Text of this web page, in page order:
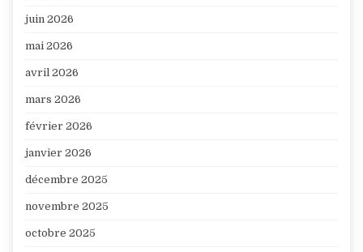
juin 2026
mai 2026
avril 2026
mars 2026
février 2026
janvier 2026
décembre 2025
novembre 2025
octobre 2025